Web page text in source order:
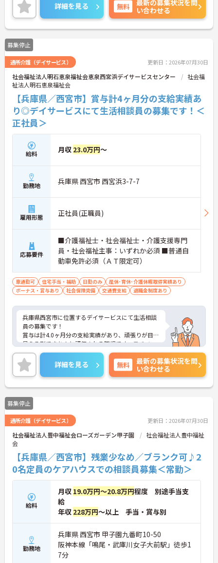
ご興味ある方には、面接対策ポイントなど、さらに
詳細をお話しいたしますのでお気軽にご相談くださ
い。
詳細を見る 無料
最新の募集状況を問
い合わせる
募集停止
通所介護（デイサービス） 更新日：2026年07月30日
社会福祉法人明石恵泉福祉会恵泉西宮浜デイサービスセンター
社会福
祉法人明石恵泉福祉会
【兵庫県／西宮市】賞与計4ヶ月分の支給実績あ
り◎デイサービスにて生活相談員の募集です！＜
正社員＞
給料 月収 23.0万円～
勤務地 兵庫県 西宮市 西宮浜3-7-7
雇用形態 正社員(正職員)
応募要件
■介護福祉士・社会福祉士・介護支援専門
員・社会福祉主事：いずれか必須 ■普通自
動車免許必須（ＡＴ限定可）
車通勤可 住宅手当・補助 日勤のみ
産休･育休･介護休暇取得実績あり
ボーナス・賞与あり
社会保険完備 交通費支給 退職金制度あり
兵庫県西宮市に位置するデイサービスにて生活相談
員の募集です！
賞与は計4.0ヶ月分の支給実績があり、頑張りが目に
見える形できちんと評価される職場です。モチベー
ションアップにつながります♪
ご興味のある方には、面接対策ポイントなど、さら
に詳細をご案内しますのでお気軽にご相談くださ
い！
詳細を見る 無料
最新の募集状況を問
い合わせる
募集停止
通所介護（デイサービス） 更新日：2026年07月30日
社会福祉法人豊中福祉会ローズガーデン甲子園
社会福祉法人豊中福祉
会
【兵庫県／西宮市】残業少なめ／ブランク可♪2
0名定員のケアハウスでの相談員募集＜常勤＞
給料
月収 19.0万円～20.8万円程度 別途手当支
給
年収 228万円～以上 手当・賞与別
勤務地
兵庫県 西宮市 甲子園九番町10-50
阪神本線「鳴尾・武庫川女子大前駅」徒歩1
7分